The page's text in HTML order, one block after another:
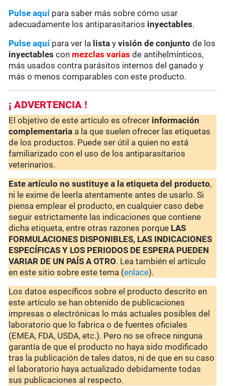
Pulse aquípara saber más sobre cómo usar
adecuadamente los antiparasitarios inyectables.
Pulse aquí para ver la lista yvisión de conjunto de los
inyectables con mezclas varias de antihelmínticos,
más usados contra parásitos internos del ganado y
más o menos comparables con este producto.
¡ ADVERTENCIA !
El objetivo de este artículo es ofrecer información
complementaria a la que suelen ofrecer las etiquetas
de los productos. Puede ser útil a quien no está
familiarizado con el uso de los antiparasitarios
veterinarios.
Este artículo no sustituye a la etiqueta del producto,
ni le exime de leerla atentamente antes de usarlo. Si
piensa emplear el producto, en cualquier caso debe
seguir estrictamente las indicaciones que contiene
dicha etiqueta, entre otras razones porque LAS
FORMULACIONES DISPONIBLES, LAS INDICACIONES
ESPECÍFICAS Y LOS PERIODOS DE ESPERA PUEDEN
VARIAR DE UN PAÍS A OTRO. Lea también el artículo
en este sitio sobre este tema (enlace).
Los datos específicos sobre el producto descrito en
este artículo se han obtenido de publicaciones
impresas o electrónicas lo más actuales posibles del
laboratorio que lo fabrica o de fuentes oficiales
(EMEA, FDA, USDA, etc.). Pero no se ofrece ninguna
garantía de que el producto no haya sido modificado
tras la publicación de tales datos, ni de que en su caso
el laboratorio haya actualizado debidamente todas
sus publicaciones al respecto.